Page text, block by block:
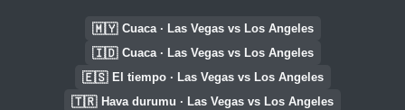
🇲🇾 Cuaca · Las Vegas vs Los Angeles
🇮🇩 Cuaca · Las Vegas vs Los Angeles
🇪🇸 El tiempo · Las Vegas vs Los Angeles
🇹🇷 Hava durumu · Las Vegas vs Los Angeles